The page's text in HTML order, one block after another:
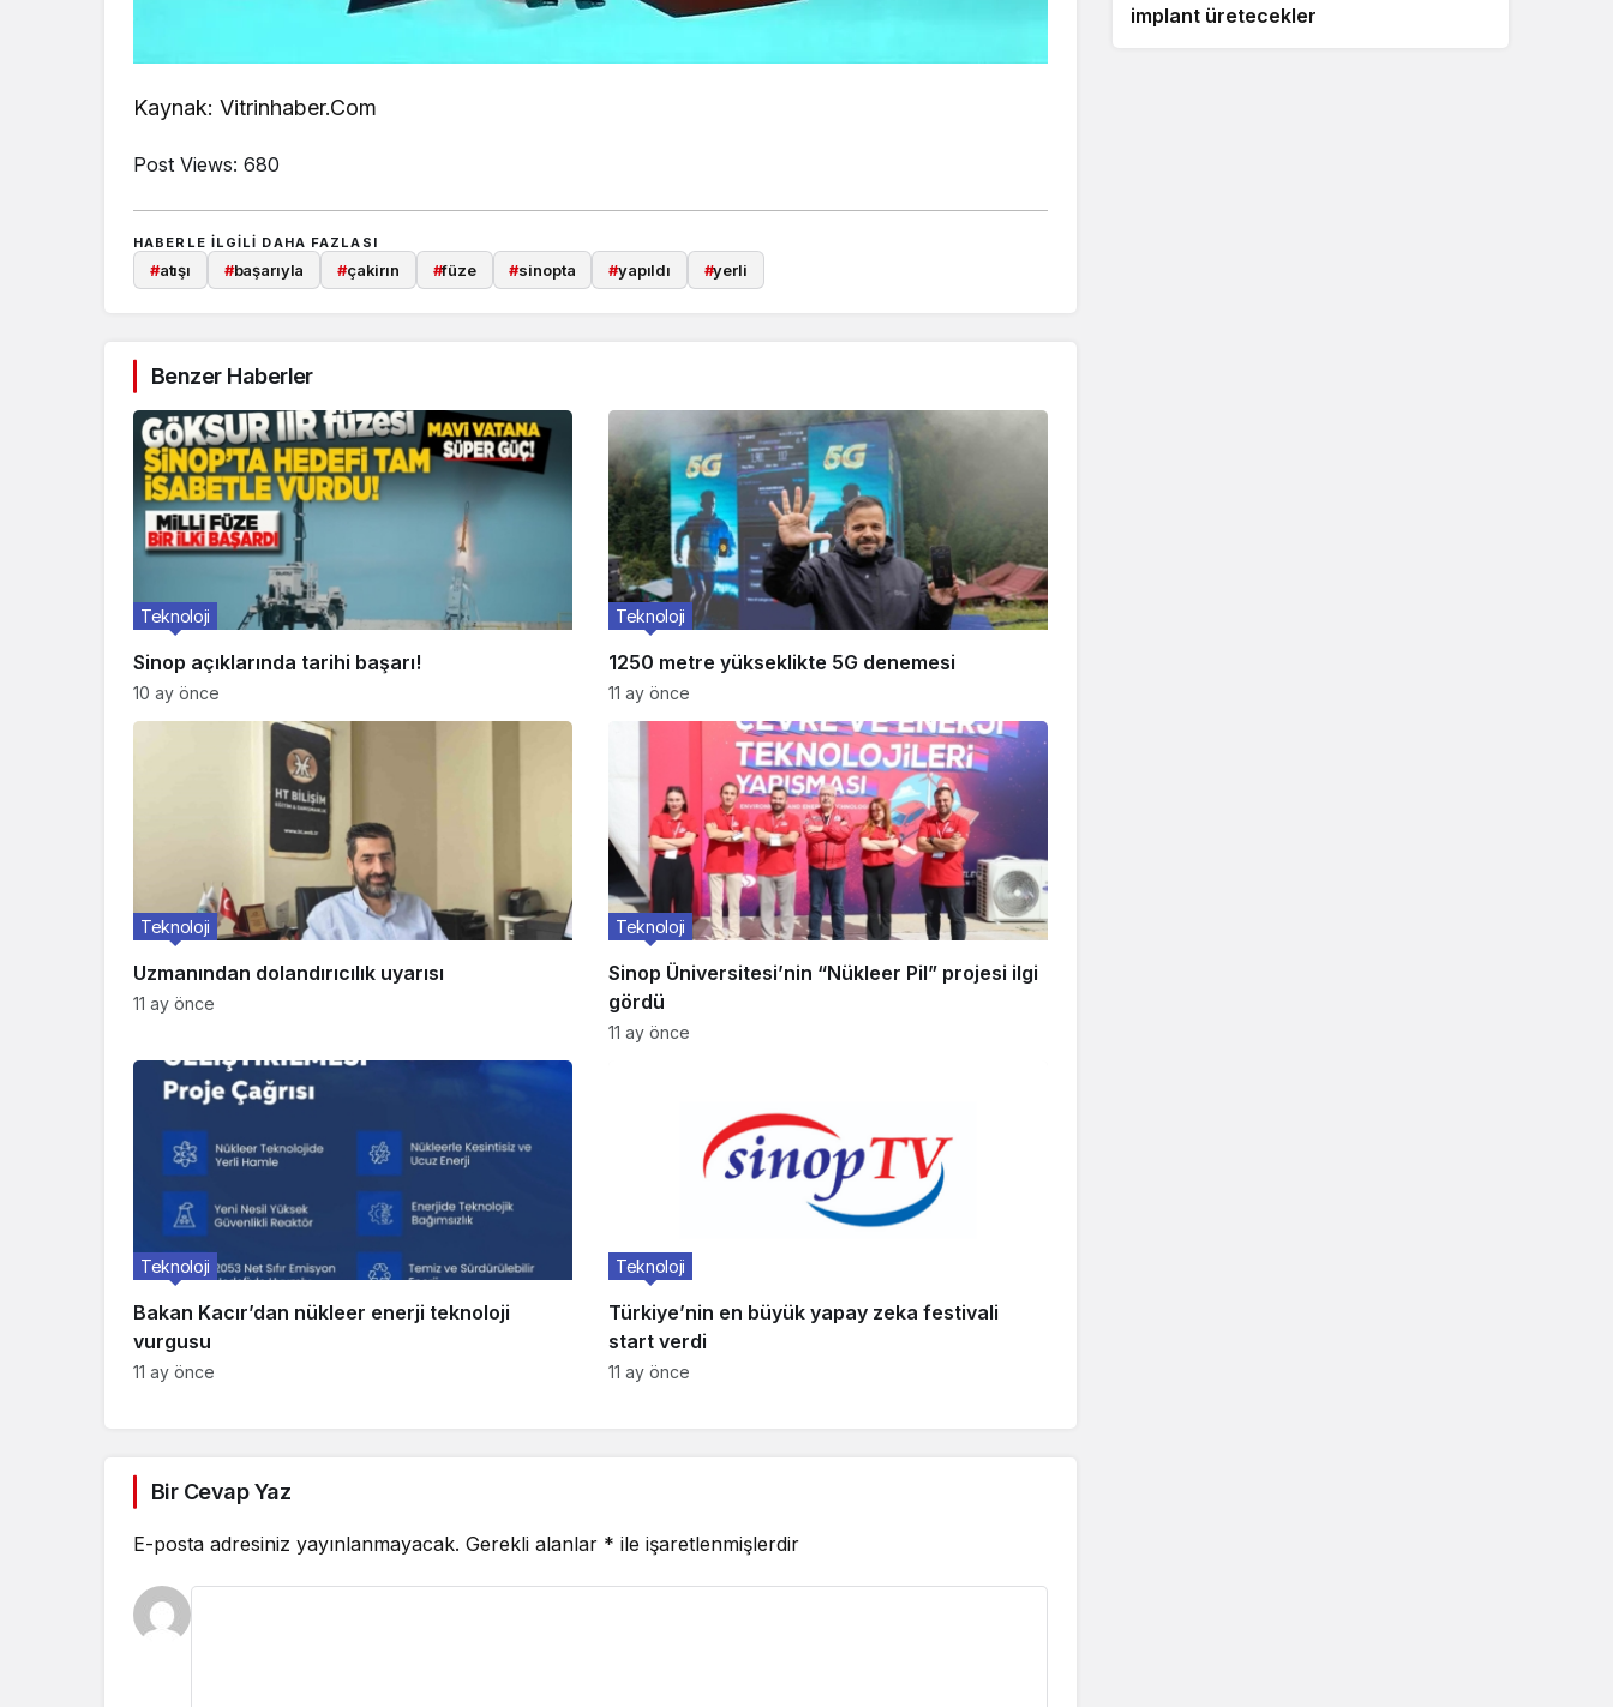
Kaynak: Vitrinhaber.Com
Post Views: 680
HABERLE ILGILI DAHA FAZLASI
#atışı #başarıyla #çakirın #füze #sinopta #yapıldı #yerli
Benzer Haberler
Sinop açıklarında tarihi başarı!
Teknoloji
10 ay önce
1250 metre yükseklikte 5G denemesi
Teknoloji
11 ay önce
Uzmanından dolandırıcılık uyarısı
Teknoloji
11 ay önce
Sinop Üniversitesi’nin “Nükleer Pil” projesi ilgi
gördü
Teknoloji
11 ay önce
Bakan Kacır’dan nükleer enerji teknoloji
vurgusu
Teknoloji
11 ay önce
Türkiye’nin en büyük yapay zeka festivali
start verdi
Teknoloji
11 ay önce
Bir Cevap Yaz
E-posta adresiniz yayınlanmayacak. Gerekli alanlar * ile işaretlenmişlerdir
implant üretecekler